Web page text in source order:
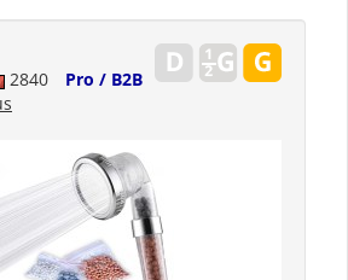
2840
Pro / B2B